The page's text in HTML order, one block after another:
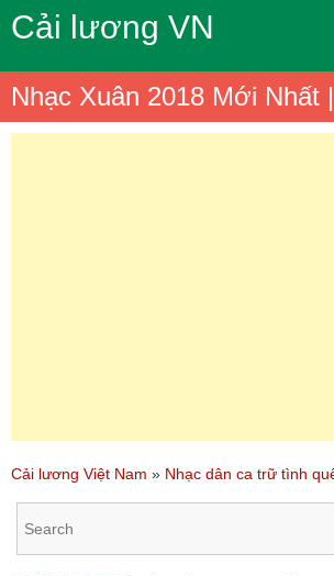
Cải lương VN
Nhạc Xuân 2018 Mới Nhất
Cải lương Việt Nam » Nhạc dân ca trữ tình